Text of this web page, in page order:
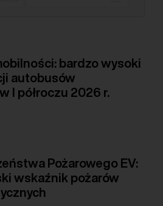
bardzo wysoki
autobusów
I półroczu 2026 r.
Pożarowego EV:
wskaźnik pożarów